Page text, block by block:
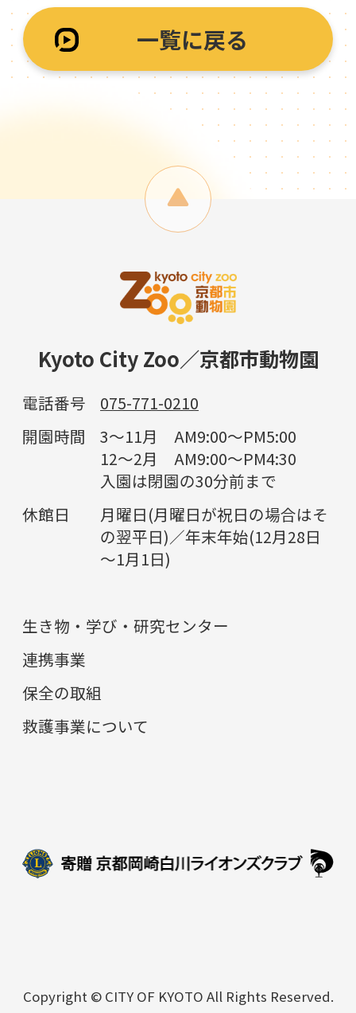
一覧に戻る
Kyoto City Zoo／京都市動物園
電話番号
075-771-0210
開園時間
3～11月 AM9:00～PM5:00
12～2月 AM9:00～PM4:30
入園は閉園の30分前まで
休館日
月曜日(月曜日が祝日の場合はそ
の翌平日)／年末年始(12月28日
～1月1日)
生き物・学び・研究センター
連携事業
保全の取組
救護事業について
Copyright © CITY OF KYOTO All Rights Reserved.